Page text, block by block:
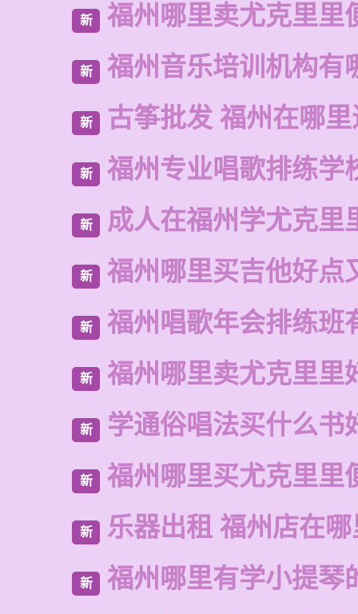
新 福州哪里卖尤克里里
新 福州音乐培训机构有
新 古筝批发 福州在哪
新 福州专业唱歌排练学
新 成人在福州学尤克里
新 福州哪里买吉他好点
新 福州唱歌年会排练班
新 福州哪里卖尤克里里
新 学通俗唱法买什么书
新 福州哪里买尤克里里
新 乐器出租 福州店在
新 福州哪里有学小提琴